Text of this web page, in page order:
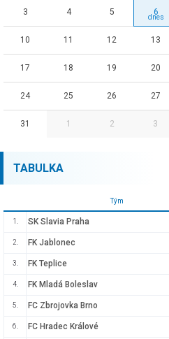
3 4 5 6
10 11 12 13
17 18 19 20
24 25 26 27
31 1 2 3
TABULKA
Tým
1. SK Slavia Praha
2. FK Jablonec
3. FK Teplice
4. FK Mladá Boleslav
5. FC Zbrojovka Brno
6. FC Hradec Králové